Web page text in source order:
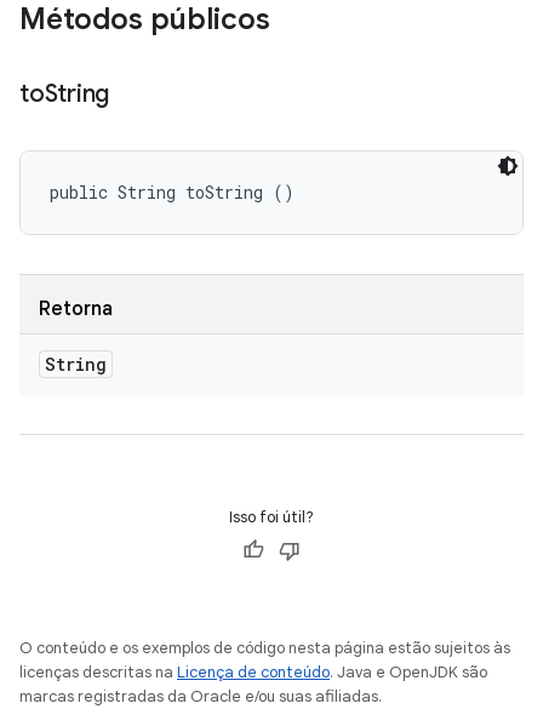
Métodos públicos
toString
public String toString ()
Retorna
String
Isso foi útil?
O conteúdo e os exemplos de código nesta página estão sujeitos às
licenças descritas na Licença de conteúdo. Java e OpenJDK são
marcas registradas da Oracle e/ou suas afiliadas.